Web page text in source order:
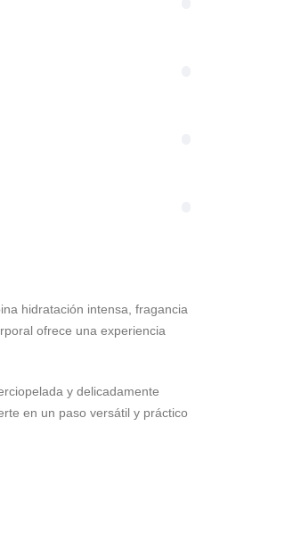
hidratación intensa, fragancia
ofrece una experiencia
y delicadamente
en un paso versátil y práctico